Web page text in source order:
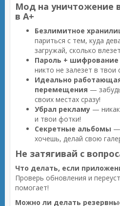
Мод на уничтожение
в A+
Безлимитное
париться с тем, куда
загружай, сколько
Пароль + шифрование
никто не залезет в твои
Идеально
перемещения —
своих местах сразу!
Убрал рекламу —
и твои фотки!
Секретные альбомы —
хочешь, делай свою
Не затягивай с
Что делать, если
Проверь обновления и
помогает!
Можно ли делать